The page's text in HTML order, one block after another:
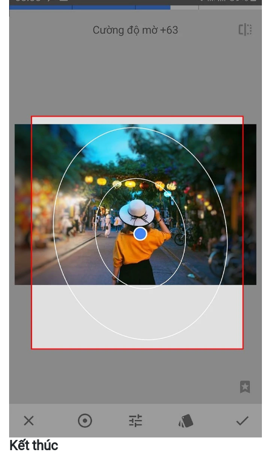
Kết thúc